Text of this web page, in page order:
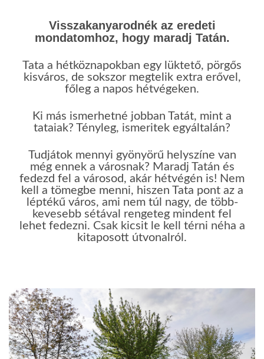
Visszakanyarodnék az eredeti
mondatomhoz, hogy maradj Tatán.
Tata a hétköznapokban egy lüktető, pörgős
kisváros, de sokszor megtelik extra erővel,
főleg a napos hétvégeken.
Ki más ismerhetné jobban Tatát, mint a
tataiak? Tényleg, ismeritek egyáltalán?
Tudjátok mennyi gyönyörű helyszíne van
még ennek a városnak? Maradj Tatán és
fedezd fel a városod, akár hétvégén is! Nem
kell a tömegbe menni, hiszen Tata pont az a
léptékű város, ami nem túl nagy, de több-
kevesebb sétával rengeteg mindent fel
lehet fedezni. Csak kicsit le kell térni néha a
kitaposott útvonalról.